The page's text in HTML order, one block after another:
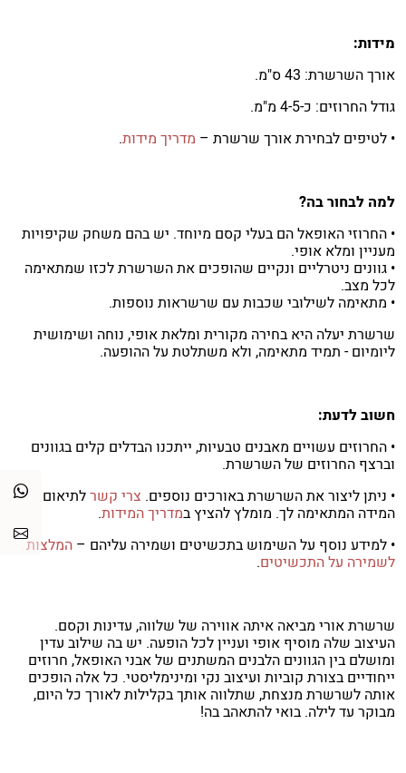
מידות:
אורך השרשרת: 43 ס"מ.
גודל החרוזים: כ-4-5 מ"מ.
• לטיפים לבחירת אורך שרשרת – מדריך מידות.
למה לבחור בה?
• החרוזי האופאל הם בעלי קסם מיוחד. יש בהם משחק שקיפויות
מעניין ומלא אופי.
• גוונים ניטרליים ונקיים שהופכים את השרשרת לכזו שמתאימה
לכל מצב.
• מתאימה לשילובי שכבות עם שרשראות נוספות.
שרשרת יעלה היא בחירה מקורית ומלאת אופי, נוחה ושימושית
ליומיום - תמיד מתאימה, ולא משתלטת על ההופעה.
חשוב לדעת:
• החרוזים עשויים מאבנים טבעיות, ייתכנו הבדלים קלים בגוונים
וברצף החרוזים של השרשרת.
• ניתן ליצור את השרשרת באורכים נוספים. צרי קשרלתיאום
המידה המתאימה לך. מומלץ להציץ במדריך המידות.
• למידע נוסף על השימוש בתכשיטים ושמירה עליהם – המלצות
לשמירה על התכשיטים.
שרשרת אורי מביאה איתה אווירה של שלווה, עדינות וקסם.
העיצוב שלה מוסיף אופי ועניין לכל הופעה. יש בה שילוב עדין
ומושלם בין הגוונים הלבנים המשתנים של אבני האופאל, חרוזים
ייחודיים בצורת קוביות ועיצוב נקי ומינימליסטי. כל אלה הופכים
אותה לשרשרת מנצחת, שתלווה אותך בקלילות לאורך כל היום,
מבוקר עד לילה. בואי להתאהב בה!